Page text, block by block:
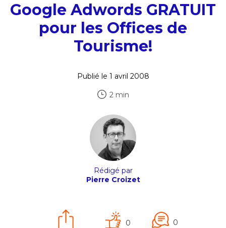
Google Adwords GRATUIT
pour les Offices de
Tourisme!
Publié le 1 avril 2008
2 min
Rédigé par
Pierre Croizet
0 0